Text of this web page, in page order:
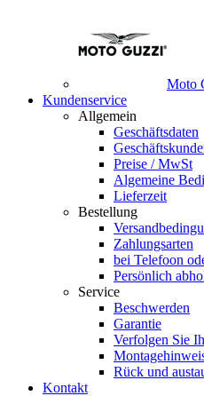
Moto
Kundenservice
Allgemein
Geschäftsdaten
Preise / MwSt
Algemeine
Lieferzeit
Bestellung
Zahlungsarten
bei Telefoon
Persönlich
Service
Beschwerden
Garantie
Verfolgen Sie
Rück und
Kontakt